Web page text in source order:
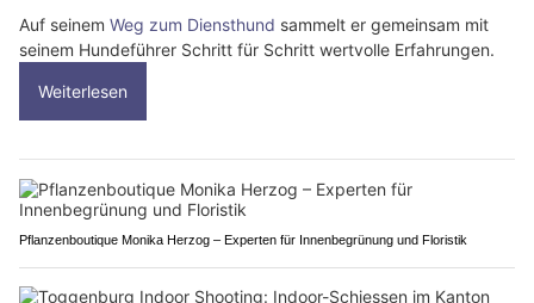
Auf seinem Weg zum Diensthund sammelt er gemeinsam mit
seinem Hundeführer Schritt für Schritt wertvolle Erfahrungen.
Weiterlesen
Pflanzenboutique Monika Herzog – Experten für Innenbegrünung und Floristik